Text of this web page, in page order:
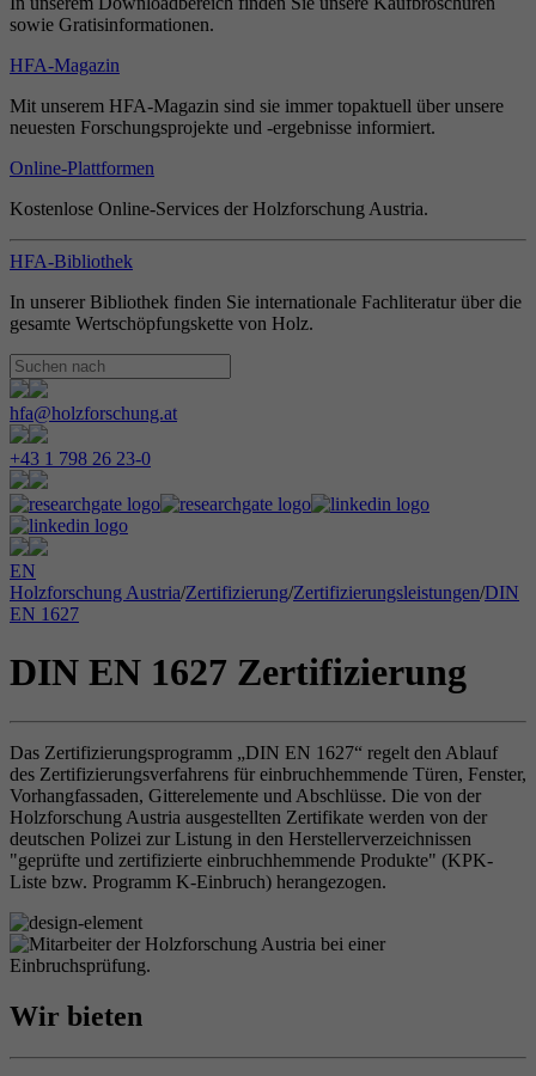
sowie Gratisinformationen.
HFA-Magazin
Mit unserem HFA-Magazin sind sie immer topaktuell über unsere
neuesten Forschungsprojekte und -ergebnisse informiert.
Online-Plattformen
Kostenlose Online-Services der Holzforschung Austria.
HFA-Bibliothek
In unserer Bibliothek finden Sie internationale Fachliteratur über die
gesamte Wertschöpfungskette von Holz.
hfa@holzforschung.at
+43 1 798 26 23-0
EN
Holzforschung Austria/Zertifizierung/Zertifizierungsleistungen/DIN
EN 1627
DIN EN 1627 Zertifizierung
Das Zertifizierungsprogramm „DIN EN 1627“ regelt den Ablauf
des Zertifizierungsverfahrens für einbruchhemmende Türen, Fenster,
Vorhangfassaden, Gitterelemente und Abschlüsse. Die von der
Holzforschung Austria ausgestellten Zertifikate werden von der
deutschen Polizei zur Listung in den Herstellerverzeichnissen
"geprüfte und zertifizierte einbruchhemmende Produkte" (KPK-
Liste bzw. Programm K-Einbruch) herangezogen.
Wir bieten